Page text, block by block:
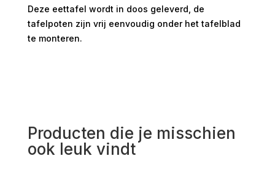
Deze eettafel wordt in doos geleverd, de
tafelpoten zijn vrij eenvoudig onder het tafelblad
te monteren.
Producten die je misschien
ook leuk vindt